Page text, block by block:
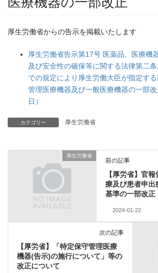
厚生労働省からの告示を掲載いたします
厚生労働省告示第17号 医薬品、医療機
及び安全性の確保等に関する法律第二
での規定により厚生労働大臣が指定する
管理医療機器及び一般医療機器の一部
日）
カテゴリー 厚生労働省
厚生労働省
前の記事
【厚労省】官
療及び患者申出
基準の一部改正
2024-01-22
次の記事
【厚労省】「特定保守管理医療
機器(告示)の施行について」等の
改正について